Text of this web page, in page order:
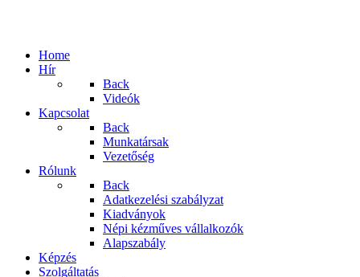
Home
Hír
Back
Videók
Kapcsolat
Back
Munkatársak
Vezetőség
Rólunk
Back
Adatkezelési szabályzat
Kiadványok
Népi kézműves vállalkozók
Alapszabály
Képzés
Szolgáltatás